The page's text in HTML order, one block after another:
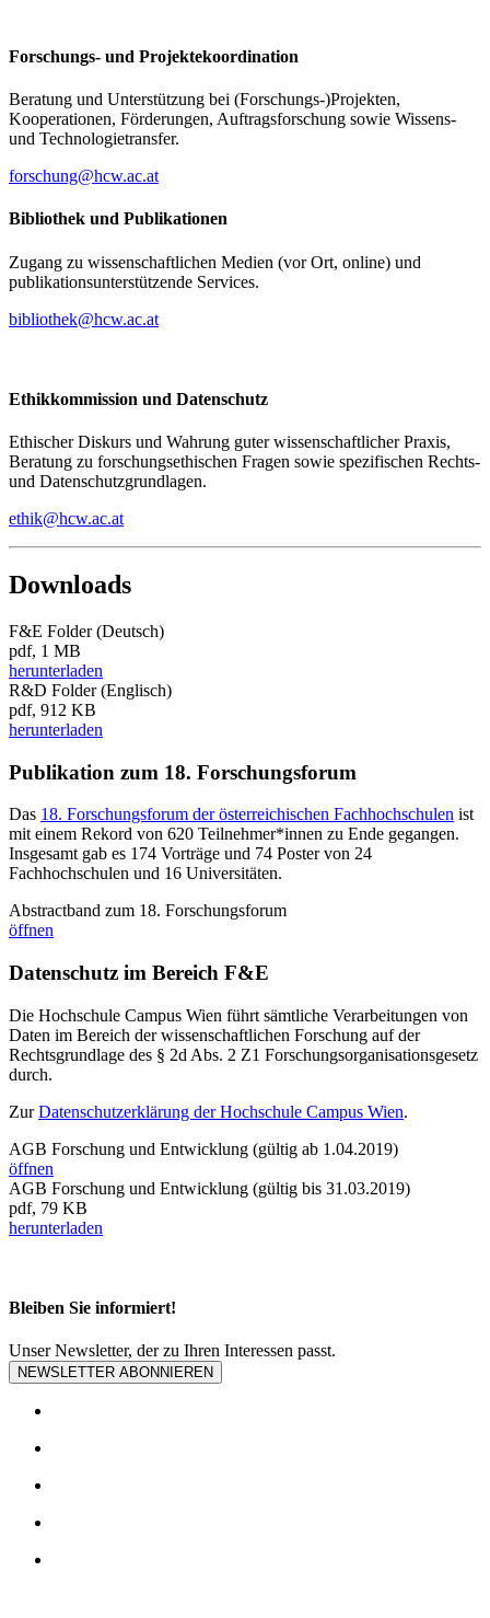
Forschungs- und Projektekoordination
Beratung und Unterstützung bei (Forschungs-)Projekten,
Kooperationen, Förderungen, Auftragsforschung sowie Wissens-
und Technologietransfer.
forschung@hcw.ac.at
Bibliothek und Publikationen
Zugang zu wissenschaftlichen Medien (vor Ort, online) und
publikationsunterstützende Services.
bibliothek@hcw.ac.at
Ethikkommission und Datenschutz
Ethischer Diskurs und Wahrung guter wissenschaftlicher Praxis,
Beratung zu forschungsethischen Fragen sowie spezifischen Rechts-
und Datenschutzgrundlagen.
ethik@hcw.ac.at
Downloads
F&E Folder (Deutsch)
pdf, 1 MB
herunterladen
R&D Folder (Englisch)
pdf, 912 KB
herunterladen
Publikation zum 18. Forschungsforum
Das 18. Forschungsforum der österreichischen Fachhochschulen ist
mit einem Rekord von 620 Teilnehmer*innen zu Ende gegangen.
Insgesamt gab es 174 Vorträge und 74 Poster von 24
Fachhochschulen und 16 Universitäten.
Abstractband zum 18. Forschungsforum
öffnen
Datenschutz im Bereich F&E
Die Hochschule Campus Wien führt sämtliche Verarbeitungen von
Daten im Bereich der wissenschaftlichen Forschung auf der
Rechtsgrundlage des § 2d Abs. 2 Z1 Forschungsorganisationsgesetz
durch.
ZurDatenschutzerklärung der Hochschule Campus Wien.
AGB Forschung und Entwicklung (gültig ab 1.04.2019)
öffnen
AGB Forschung und Entwicklung (gültig bis 31.03.2019)
pdf, 79 KB
herunterladen
Bleiben Sie informiert!
Unser Newsletter, der zu Ihren Interessen passt.
NEWSLETTER ABONNIEREN